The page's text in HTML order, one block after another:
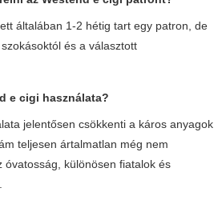
általában 1-2 hétig tart egy patron, de
és a választott
e cigi használata?
jelentősen csökkenti a káros anyagok
teljesen ártalmatlan még nem
óvatosság, különösen fiatalok és